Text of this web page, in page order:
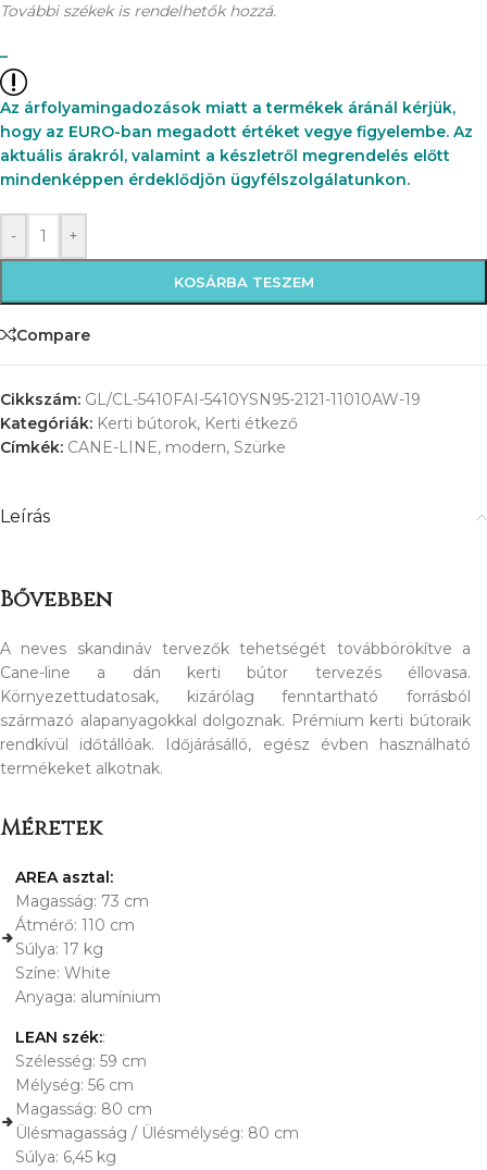
További székek is rendelhetők hozzá.
–
Az árfolyamingadozások miatt a termékek áránál kérjük,
hogy az EURO-ban megadott értéket vegye figyelembe. Az
aktuális árakról, valamint a készletről megrendelés előtt
mindenképpen érdeklődjön ügyfélszolgálatunkon.
- +
KOSÁRBA TESZEM
Compare
Cikkszám: GL/CL-5410FAI-5410YSN95-2121-11010AW-19
Kategóriák: Kerti bútorok, Kerti étkező
Címkék: CANE-LINE, modern, Szürke
Leírás
Bővebben
A neves skandináv tervezők tehetségét továbbörökítve a
Cane-line a dán kerti bútor tervezés éllovasa.
Környezettudatosak, kizárólag fenntartható forrásból
származó alapanyagokkal dolgoznak. Prémium kerti bútoraik
rendkívül időtállóak. Időjárásálló, egész évben használható
termékeket alkotnak.
Méretek
AREA asztal:
Magasság: 73 cm
Átmérő: 110 cm
Súlya: 17 kg
Színe: White
Anyaga: alumínium
LEAN szék::
Szélesség: 59 cm
Mélység: 56 cm
Magasság: 80 cm
Ülésmagasság / Ülésmélység: 80 cm
Súlya: 6,45 kg